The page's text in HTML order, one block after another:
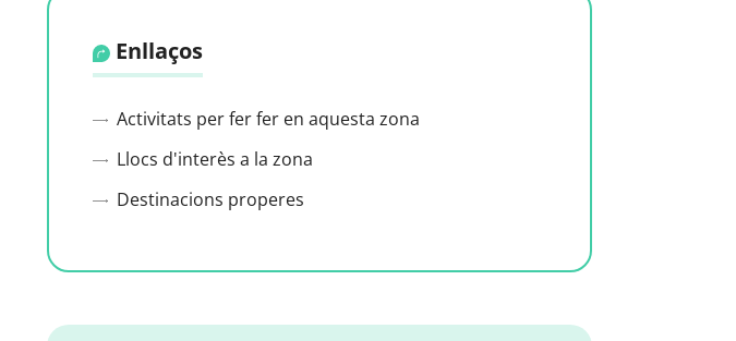
Enllaços
Activitats per fer fer en aquesta zona
Llocs d'interès a la zona
Destinacions properes